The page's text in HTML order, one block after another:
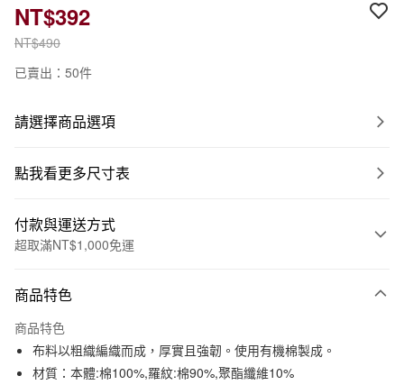
NT$490
NT$392
已賣出：50件
請選擇商品選項
點我看更多尺寸表
付款與運送方式
超取滿NT$1,000免運
信用卡一次付款
信用卡分期付款
3 期 0 利率 每期NT$130
商品特色
商品特色
布料以粗織編織而成，厚實且強韌。使用有機棉製成。
材質：本體:棉100%,羅紋:棉90%,聚酯纖維10%